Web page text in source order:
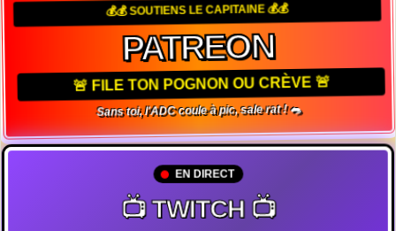
💰💰 SOUTIENS LE CAPITAINE 💰💰
PATREON
🚨 FILE TON POGNON OU CRÈVE 🚨
Sans toi, l'ADC coule à pic, sale rat ! 🐀
EN DIRECT
📺 TWITCH 📺